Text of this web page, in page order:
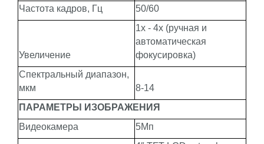
Частота кадров, Гц
50/60
Увеличение
1х - 4х (ручная и
автоматическая
фокусировка)
Спектральный диапазон,
мкм
8-14
ПАРАМЕТРЫ ИЗОБРАЖЕНИЯ
Видеокамера
5Мп